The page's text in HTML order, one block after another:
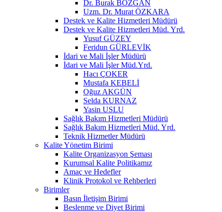
Dr. Burak BOZGAN
Uzm. Dr. Murat ÖZKARA
Destek ve Kalite Hizmetleri Müdürü
Destek ve Kalite Hizmetleri Müd. Yrd.
Yusuf GÜZEY
Feridun GÜRLEVİK
İdari ve Mali İşler Müdürü
İdari ve Mali İşler Müd.Yrd.
Hacı ÇOKER
Mustafa KEBELİ
Oğuz AKGÜN
Selda KURNAZ
Yasin USLU
Sağlık Bakım Hizmetleri Müdürü
Sağlık Bakım Hizmetleri Müd. Yrd.
Teknik Hizmetler Müdürü
Kalite Yönetim Birimi
Kalite Organizasyon Şeması
Kurumsal Kalite Politikamız
Amaç ve Hedefler
Klinik Protokol ve Rehberleri
Birimler
Basın İletişim Birimi
Beslenme ve Diyet Birimi